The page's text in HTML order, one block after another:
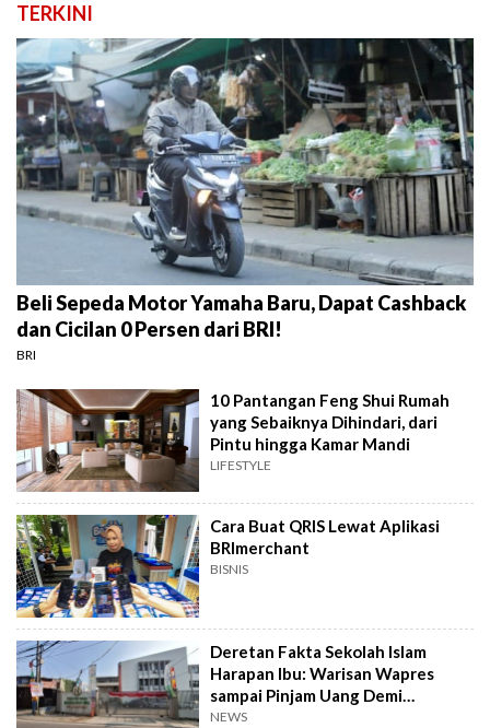
TERKINI
Beli Sepeda Motor Yamaha Baru, Dapat Cashback
dan Cicilan 0 Persen dari BRI!
BRI
10 Pantangan Feng Shui Rumah
yang Sebaiknya Dihindari, dari
Pintu hingga Kamar Mandi
LIFESTYLE
Cara Buat QRIS Lewat Aplikasi
BRImerchant
BISNIS
Deretan Fakta Sekolah Islam
Harapan Ibu: Warisan Wapres
sampai Pinjam Uang Demi
Lapangan Padel
NEWS